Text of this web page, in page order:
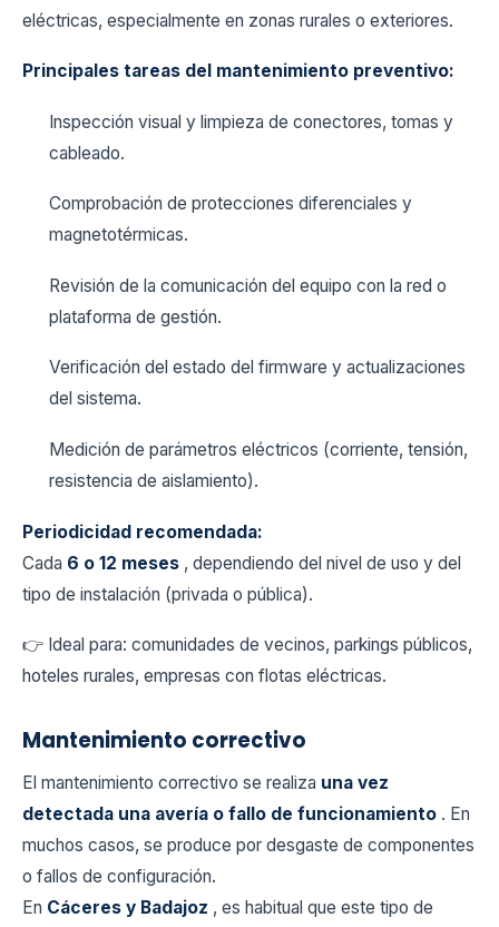
eléctricas, especialmente en zonas rurales o exteriores.
Principales tareas del mantenimiento preventivo:
Inspección visual y limpieza de conectores, tomas y
cableado.
Comprobación de protecciones diferenciales y
magnetotérmicas.
Revisión de la comunicación del equipo con la red o
plataforma de gestión.
Verificación del estado del firmware y actualizaciones
del sistema.
Medición de parámetros eléctricos (corriente, tensión,
resistencia de aislamiento).
Periodicidad recomendada:
Cada 6 o 12 meses , dependiendo del nivel de uso y del
tipo de instalación (privada o pública).
👉 Ideal para: comunidades de vecinos, parkings públicos,
hoteles rurales, empresas con flotas eléctricas.
Mantenimiento correctivo
El mantenimiento correctivo se realiza una vez
detectada una avería o fallo de funcionamiento . En
muchos casos, se produce por desgaste de componentes
o fallos de configuración.
En Cáceres y Badajoz , es habitual que este tipo de